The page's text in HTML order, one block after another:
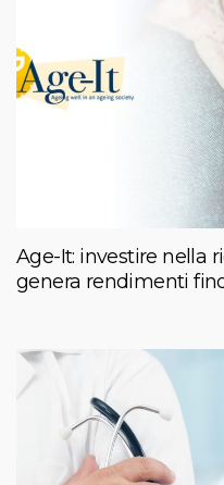
Age-It: investire nella
genera rendimenti